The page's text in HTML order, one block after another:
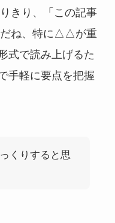
きり、「この記事
だね、特に△△が重
式で読み上げるた
手軽に要点を把握
くりすると思